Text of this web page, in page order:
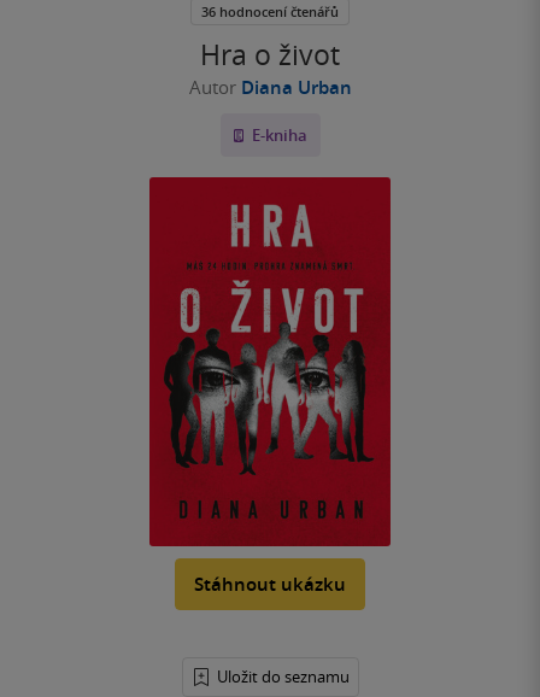
Hra o život
Autor Diana Urban
E-kniha
Stáhnout ukázku
Uložit do seznamu
5
36 hodnocení čtenářů